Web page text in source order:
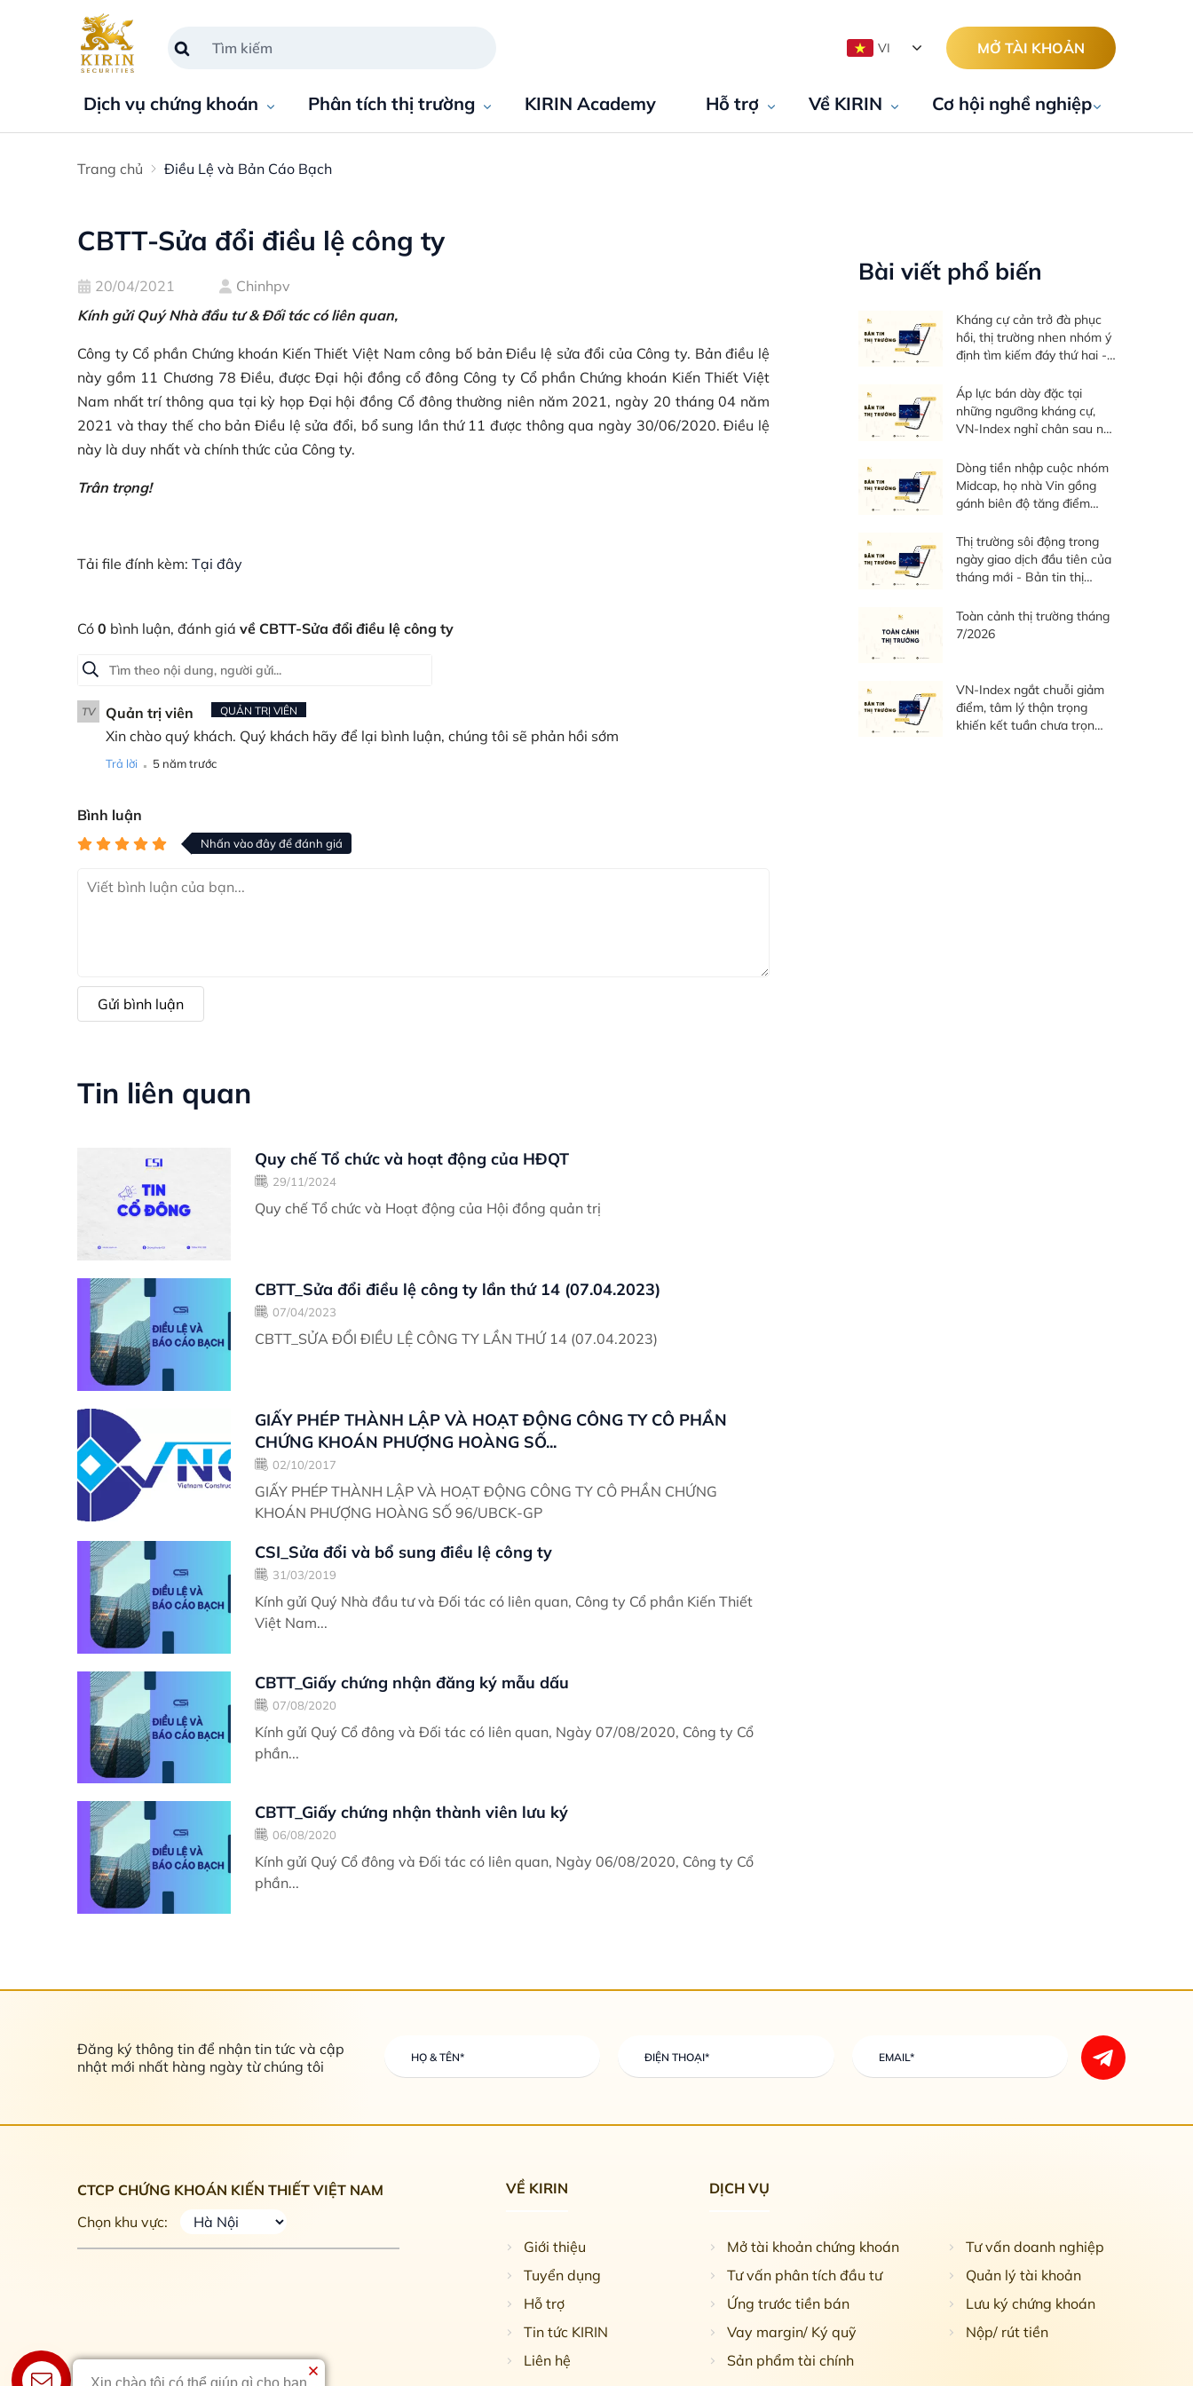
VI MỞ TÀI KHOẢN
Dịch vụ chứng khoán Phân tích thị trường KIRIN Academy Hỗ trợ Về KIRIN Cơ hội nghề nghiệp
Trang chủ Điều Lệ và Bản Cáo Bạch
CBTT-Sửa đổi điều lệ công ty
20/04/2021
Chinhpv
Kính gửi Quý Nhà đầu tư & Đối tác có liên quan,
Công ty Cổ phần Chứng khoán Kiến Thiết Việt Nam công bố bản Điều lệ sửa đổi của Công ty. Bản điều lệ
này gồm 11 Chương 78 Điều, được Đại hội đồng cổ đông Công ty Cổ phần Chứng khoán Kiến Thiết Việt
Nam nhất trí thông qua tại kỳ họp Đại hội đồng Cổ đông thường niên năm 2021, ngày 20 tháng 04 năm
2021 và thay thế cho bản Điều lệ sửa đổi, bổ sung lần thứ 11 được thông qua ngày 30/06/2020. Điều lệ
này là duy nhất và chính thức của Công ty.
Trân trọng!
Tải file đính kèm: Tại đây
Có 0 bình luận, đánh giá về CBTT-Sửa đổi điều lệ công ty
TV Quản trị viên QUẢN TRỊ VIÊN
Xin chào quý khách. Quý khách hãy để lại bình luận, chúng tôi sẽ phản hồi sớm
Trả lời . 5 năm trước
Bình luận
Nhấn vào đây để đánh giá
Gửi bình luận
Tin liên quan
Quy chế Tổ chức và hoạt động của HĐQT
29/11/2024
Quy chế Tổ chức và Hoạt động của Hội đồng quản trị
CBTT_Sửa đổi điều lệ công ty lần thứ 14 (07.04.2023)
07/04/2023
CBTT_SỬA ĐỔI ĐIỀU LỆ CÔNG TY LẦN THỨ 14 (07.04.2023)
GIẤY PHÉP THÀNH LẬP VÀ HOẠT ĐỘNG CÔNG TY CÔ PHẦN
CHỨNG KHOÁN PHƯỢNG HOÀNG SỐ...
02/10/2017
GIẤY PHÉP THÀNH LẬP VÀ HOẠT ĐỘNG CÔNG TY CÔ PHẦN CHỨNG
KHOÁN PHƯỢNG HOÀNG SỐ 96/UBCK-GP
CSI_Sửa đổi và bổ sung điều lệ công ty
31/03/2019
Kính gửi Quý Nhà đầu tư và Đối tác có liên quan, Công ty Cổ phần Kiến Thiết
Việt Nam...
CBTT_Giấy chứng nhận đăng ký mẫu dấu
07/08/2020
Kính gửi Quý Cổ đông và Đối tác có liên quan, Ngày 07/08/2020, Công ty Cổ
phần...
CBTT_Giấy chứng nhận thành viên lưu ký
06/08/2020
Kính gửi Quý Cổ đông và Đối tác có liên quan, Ngày 06/08/2020, Công ty Cổ
phần...
Bài viết phổ biến
Kháng cự cản trở đà phục
hồi, thị trường nhen nhóm ý
định tìm kiếm đáy thứ hai -
06/08/2026
Áp lực bán dày đặc tại
những ngưỡng kháng cự,
VN-Index nghỉ chân sau nỗ
trường ngày 05/08/2026
Dòng tiền nhập cuộc nhóm
Midcap, họ nhà Vin gồng
gánh biên độ tăng điểm
trường ngày 04/08/2026
Thị trường sôi động trong
ngày giao dịch đầu tiên của
tháng mới - Bản tin thị
Toàn cảnh thị trường tháng
7/2026
VN-Index ngắt chuỗi giảm
điểm, tâm lý thận trọng
khiến kết tuần chưa trọn
Đăng ký thông tin để nhận tin tức và cập
nhật mới nhất hàng ngày từ chúng tôi
CTCP CHỨNG KHOÁN KIẾN THIẾT VIỆT NAM
Chọn khu vực:
VỀ KIRIN
Giới thiệu
Tuyển dụng
Hỗ trợ
Tin tức KIRIN
Liên hệ
DỊCH VỤ
Mở tài khoản chứng khoán
Tư vấn doanh nghiệp
Tư vấn phân tích đầu tư
Quản lý tài khoản
Ứng trước tiền bán
Lưu ký chứng khoán
Vay margin/ Ký quỹ
Nộp/ rút tiền
Sản phẩm tài chính
Xin chào tôi có thể giúp gì cho bạn